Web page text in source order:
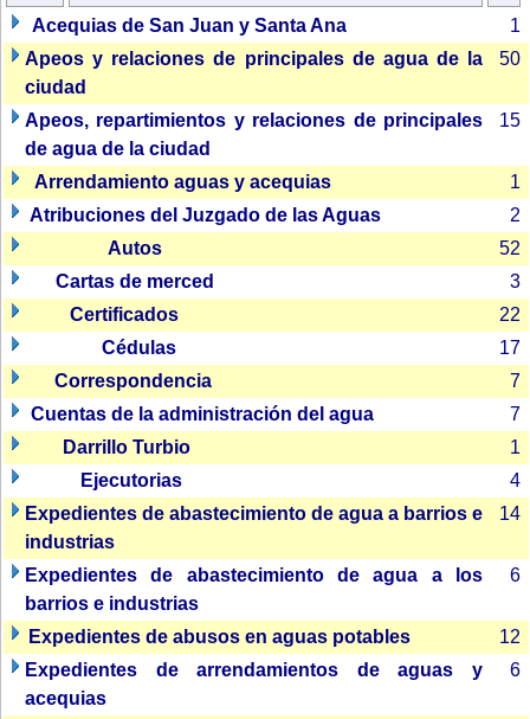
Acequias de San Juan y Santa Ana
1
Apeos y relaciones de principales de agua de la
ciudad
50
Apeos, repartimientos y relaciones de principales
de agua de la ciudad
15
Arrendamiento aguas y acequias
1
Atribuciones del Juzgado de las Aguas
2
Autos
52
Cartas de merced
3
Certificados
22
Cédulas
17
Correspondencia
7
Cuentas de la administración del agua
7
Darrillo Turbio
1
Ejecutorias
4
Expedientes de abastecimiento de agua a barrios e
industrias
14
Expedientes de abastecimiento de agua a los
barrios e industrias
6
Expedientes de abusos en aguas potables
12
Expedientes de arrendamientos de aguas y
acequias
6